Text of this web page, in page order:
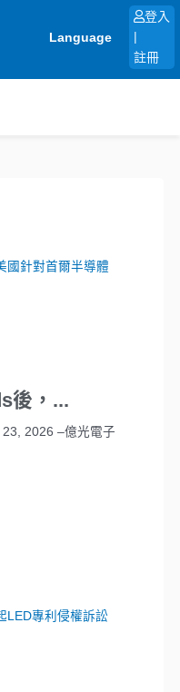
Language
登入
註冊
後，...
2026 –億光電子